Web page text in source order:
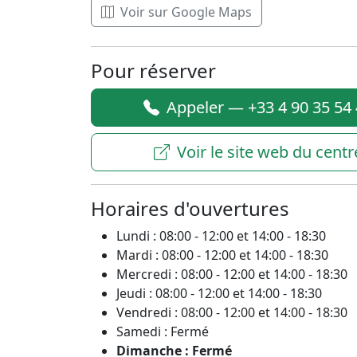
Voir sur Google Maps
Pour réserver
Appeler — +33 4 90 35 54
Voir le site web du
Horaires d'ouvertures
Lundi : 08:00 - 12:00 et 14:00 - 18:30
Mardi : 08:00 - 12:00 et 14:00 - 18:30
Mercredi : 08:00 - 12:00 et 14:00 - 18:30
Jeudi : 08:00 - 12:00 et 14:00 - 18:30
Vendredi : 08:00 - 12:00 et 14:00 - 18:30
Samedi : Fermé
Dimanche : Fermé